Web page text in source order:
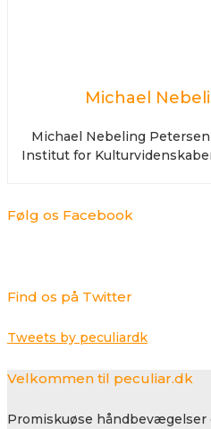
Michael
Michael Nebeling
Institut for
Følg os Facebook
Find os på Twitter
Tweets by peculiardk
Velkommen til peculiar.dk
Promiskuøse